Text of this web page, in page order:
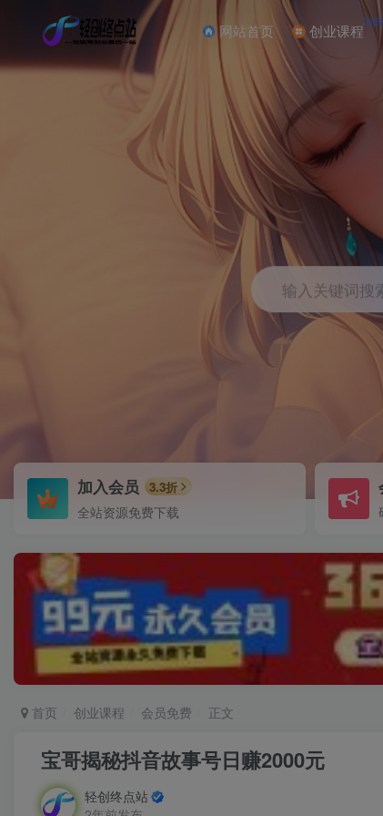
网站首页 创业课程
输入关键词搜
加入会员 3.3折
全站资源免费下载
首页 创业课程 会员免费 正文
宝哥揭秘抖音故事号日赚2000元
轻创终点站